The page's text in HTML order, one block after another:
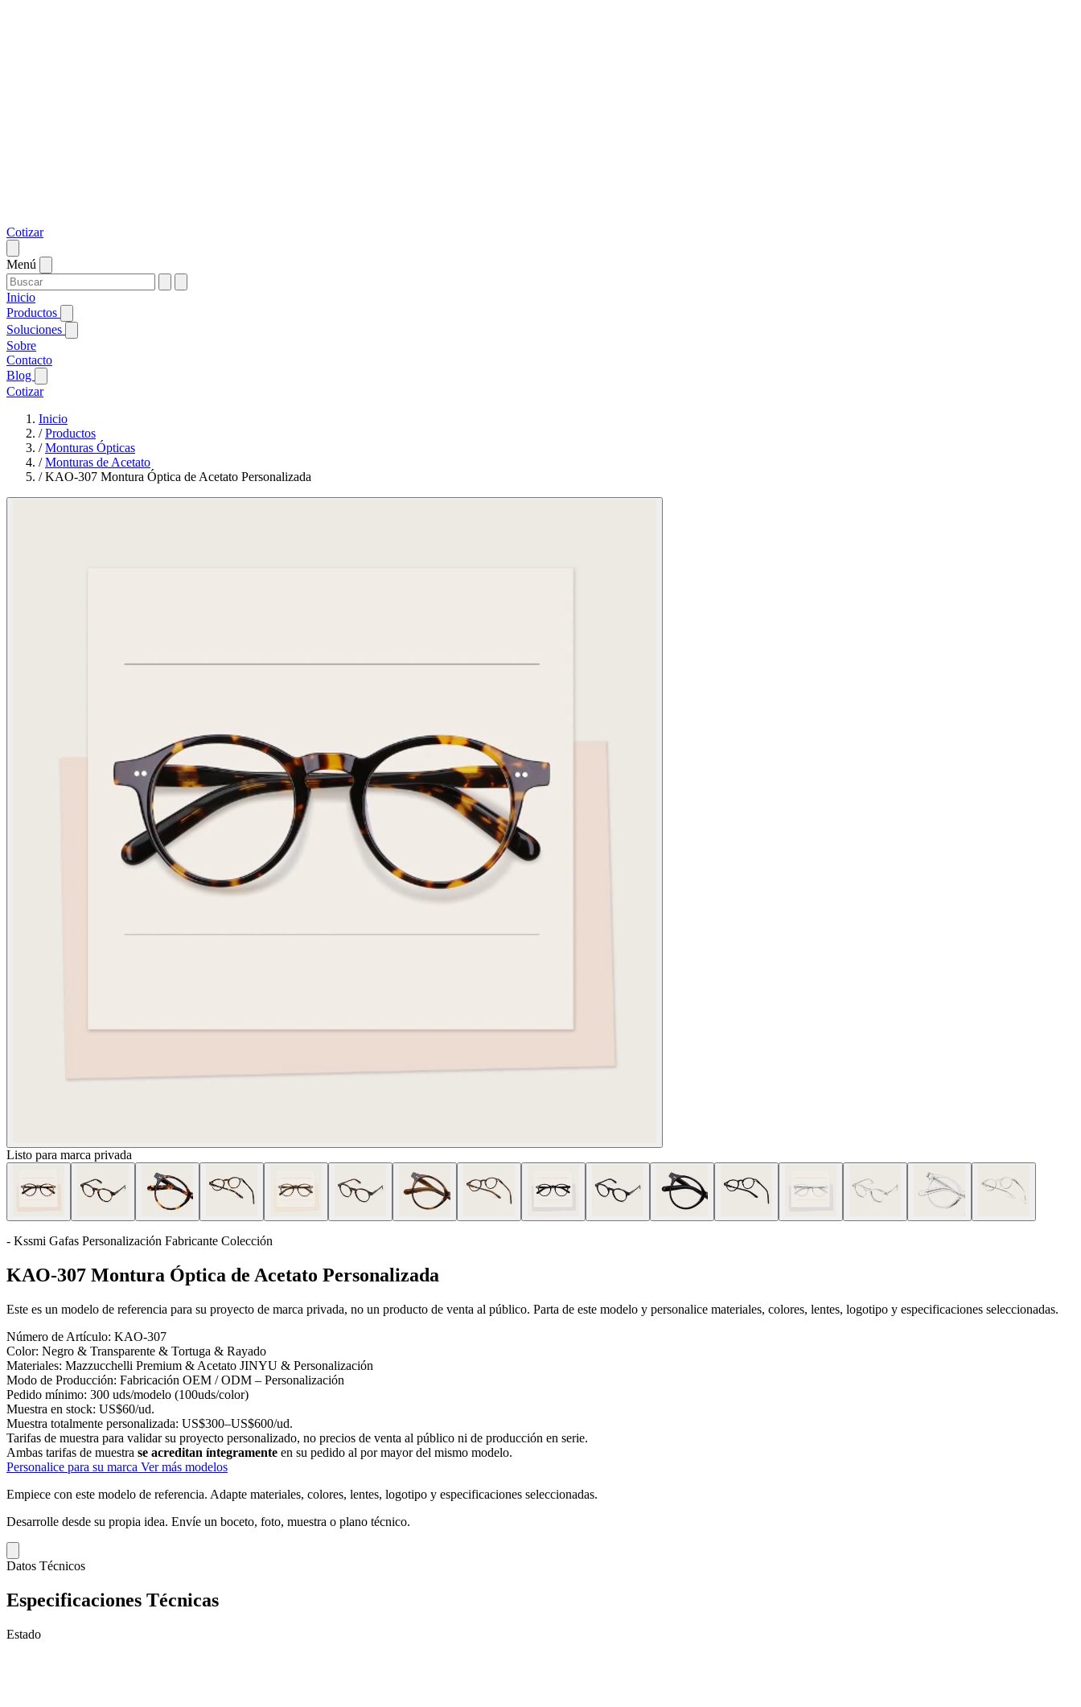
Cotizar
Menú
Inicio
Productos
Soluciones
Sobre
Contacto
Blog
Cotizar
Inicio
/Productos
/Monturas Ópticas
/Monturas de Acetato
/KAO-307 Montura Óptica de Acetato Personalizada
Listo para marca privada
- Kssmi Gafas Personalización Fabricante Colección
KAO-307 Montura Óptica de Acetato Personalizada
Este es un modelo de referencia para su proyecto de marca privada, no un producto de venta al público. Parta de este modelo y personalice materiales, colores, lentes, logotipo y especificaciones seleccionadas.
Número de Artículo: KAO-307
Color: Negro & Transparente & Tortuga & Rayado
Materiales: Mazzucchelli Premium & Acetato JINYU & Personalización
Modo de Producción: Fabricación OEM / ODM – Personalización
Pedido mínimo: 300 uds/modelo (100uds/color)
Muestra en stock: US$60/ud.
Muestra totalmente personalizada: US$300–US$600/ud.
Tarifas de muestra para validar su proyecto personalizado, no precios de venta al público ni de producción en serie.
Ambas tarifas de muestra se acreditan íntegramente en su pedido al por mayor del mismo modelo.
Personalice para su marca Ver más modelos
Empiece con este modelo de referencia. Adapte materiales, colores, lentes, logotipo y especificaciones seleccionadas.
Desarrolle desde su propia idea. Envíe un boceto, foto, muestra o plano técnico.
Datos Técnicos
Especificaciones Técnicas
Estado